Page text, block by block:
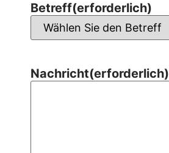
Betreff(erforderlich)
Nachricht(erforderlich)